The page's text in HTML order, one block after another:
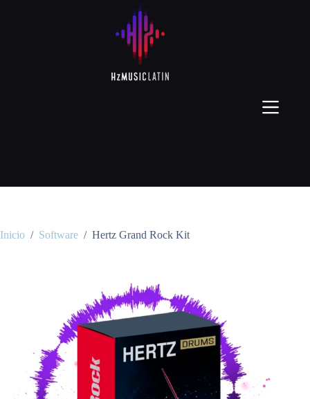
Inicio / Software / Hertz Grand Rock Kit